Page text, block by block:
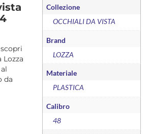
da
Collezione
OCCHIALI DA VISTA
Brand
LOZZA
Materiale
PLASTICA
Calibro
48